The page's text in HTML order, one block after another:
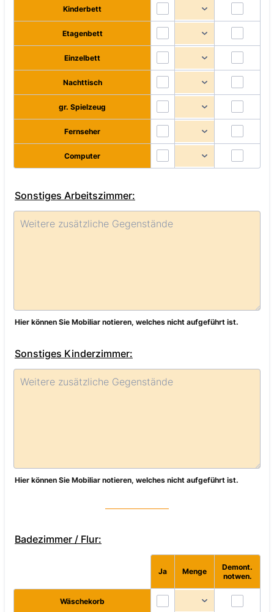
Kinderbett
Etagenbett
Einzelbett
Nachttisch
gr. Spielzeug
Fernseher
Computer
Sonstiges Arbeitszimmer:
Hier können Sie Mobiliar notieren, welches nicht aufgeführt ist.
Sonstiges Kinderzimmer:
Hier können Sie Mobiliar notieren, welches nicht aufgeführt ist.
Badezimmer / Flur:
Ja Menge
Demont.
notwen.
Wäschekorb